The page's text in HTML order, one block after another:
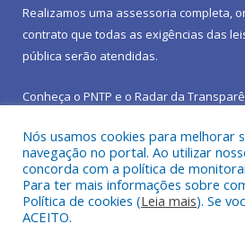
Realizamos uma assessoria completa,
contrato que todas as exigências das
pública serão atendidas.
Conheça o PNTP e o Radar da
Todos os direitos reservados a
do Araguaia.
Nós usamos cookies para melhorar
navegação no portal. Ao utilizar
concorda com a política de
Para ter mais informações sobre
Política de cookies (Leia mais). Se
ACEITO.